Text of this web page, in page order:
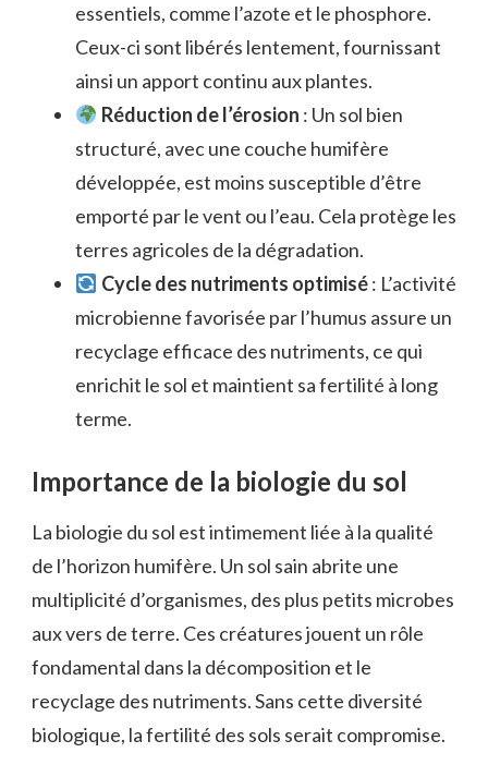
essentiels, comme l’azote et le phosphore.
Ceux-ci sont libérés lentement, fournissant
ainsi un apport continu aux plantes.
Réduction de l’érosion : Un sol bien
structuré, avec une couche humifère
développée, est moins susceptible d’être
emporté par le vent ou l’eau. Cela protège les
terres agricoles de la dégradation.
Cycle des nutriments optimisé: L’activité
microbienne favorisée par l’humus assure un
recyclage efficace des nutriments, ce qui
enrichit le sol et maintient sa fertilité à long
terme.
Importance de la biologie du sol
La biologie du sol est intimement liée à la qualité
de l’horizon humifère. Un sol sain abrite une
multiplicité d’organismes, des plus petits microbes
aux vers de terre. Ces créatures jouent un rôle
fondamental dans la décomposition et le
recyclage des nutriments. Sans cette diversité
biologique, la fertilité des sols serait compromise.